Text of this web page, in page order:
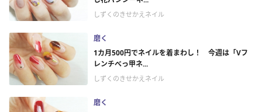
しずくのきせかえネイル
磨く
1カ月500円でネイルを着まわし！ 今週は「Vフ
レンチべっ甲ネ...
しずくのきせかえネイル
磨く